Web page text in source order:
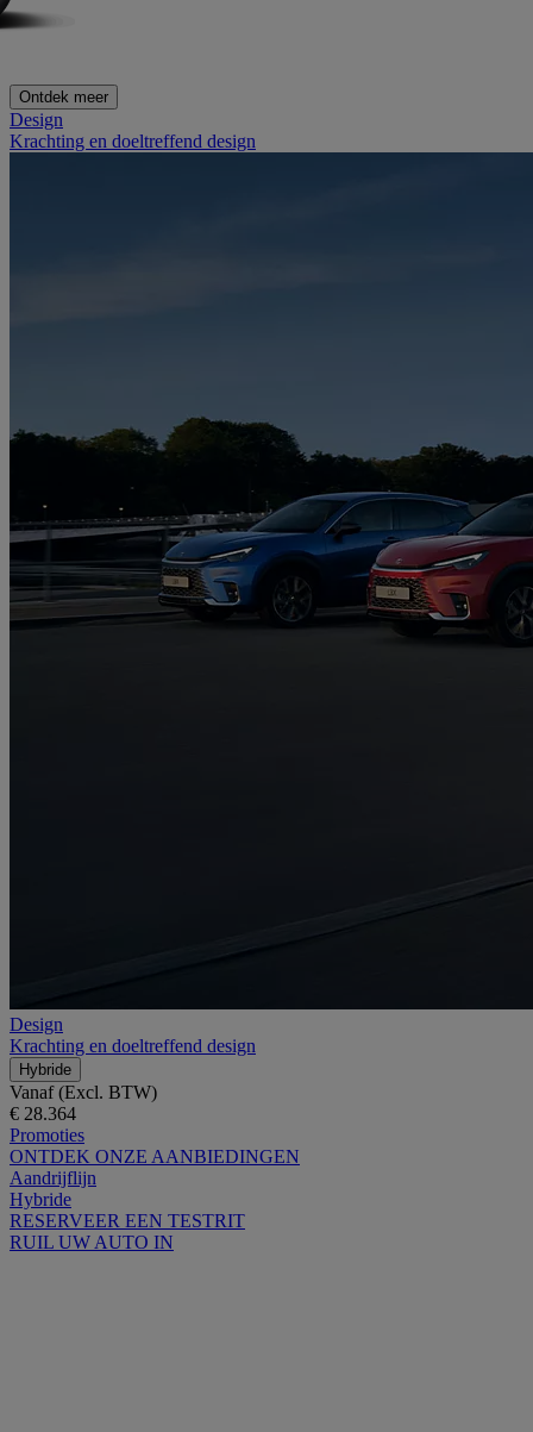
Ontdek meer
Design
Krachting en doeltreffend design
Design
Krachting en doeltreffend design
Hybride
Vanaf (Excl. BTW)
€ 28.364
Promoties
ONTDEK ONZE AANBIEDINGEN
Aandrijflijn
Hybride
RESERVEER EEN TESTRIT
RUIL UW AUTO IN